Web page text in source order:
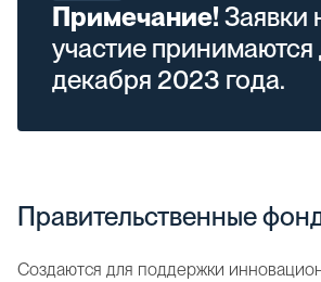
Примечание! Заявки
участие принимаются
декабря 2023 года.
Правительственные
Создаются для поддержки